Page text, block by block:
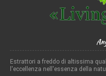
Estrattori a freddo di altissima
l'eccellenza nell'essenza della